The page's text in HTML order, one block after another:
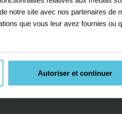
notre site avec nos partenaires de
que vous leur avez fournies ou
Autoriser et continuer